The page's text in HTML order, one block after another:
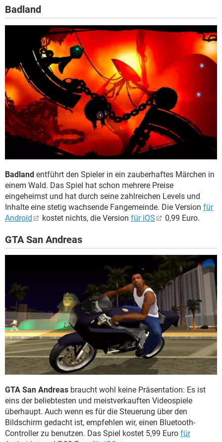
Badland
Badland entführt den Spieler in ein zauberhaftes Märchen in
einem Wald. Das Spiel hat schon mehrere Preise
eingeheimst und hat durch seine zahlreichen Levels und
Inhalte eine stetig wachsende Fangemeinde. Die Version für
Android
kostet nichts, die Version für iOS 0,99 Euro.
GTA San Andreas
GTA San Andreas braucht wohl keine Präsentation: Es ist
eins der beliebtesten und meistverkauften Videospiele
überhaupt. Auch wenn es für die Steuerung über den
Bildschirm gedacht ist, empfehlen wir, einen Bluetooth-
Controller zu benutzen. Das Spiel kostet 5,99 Euro für